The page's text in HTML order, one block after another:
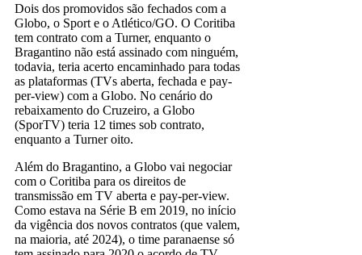
Dois dos promovidos são fechados com a
Globo, o Sport e o Atlético/GO. O Coritiba
tem contrato com a Turner, enquanto o
Bragantino não está assinado com ninguém,
todavia, teria acerto encaminhado para todas
as plataformas (TVs aberta, fechada e pay-
per-view) com a Globo. No cenário do
rebaixamento do Cruzeiro, a Globo
(SporTV) teria 12 times sob contrato,
enquanto a Turner oito.
Além do Bragantino, a Globo vai negociar
com o Coritiba para os direitos de
transmissão em TV aberta e pay-per-view.
Como estava na Série B em 2019, no início
da vigência dos novos contratos (que valem,
na maioria, até 2024), o time paranaense só